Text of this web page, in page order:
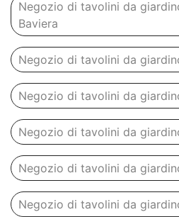
Negozio di tavolini da
Baviera
Negozio di tavolini da
Negozio di tavolini da
Negozio di tavolini da
Negozio di tavolini da
Negozio di tavolini da